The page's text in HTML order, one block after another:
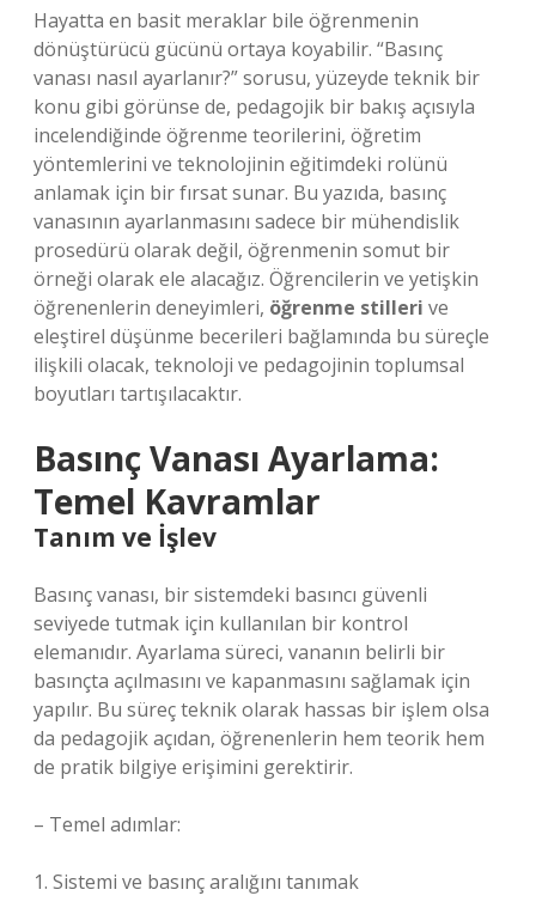
Hayatta en basit meraklar bile öğrenmenin
dönüştürücü gücünü ortaya koyabilir. “Basınç
vanası nasıl ayarlanır?” sorusu, yüzeyde teknik bir
konu gibi görünse de, pedagojik bir bakış açısıyla
incelendiğinde öğrenme teorilerini, öğretim
yöntemlerini ve teknolojinin eğitimdeki rolünü
anlamak için bir fırsat sunar. Bu yazıda, basınç
vanasının ayarlanmasını sadece bir mühendislik
prosedürü olarak değil, öğrenmenin somut bir
örneği olarak ele alacağız. Öğrencilerin ve yetişkin
öğrenenlerin deneyimleri, öğrenme stilleri ve
eleştirel düşünme becerileri bağlamında bu süreçle
ilişkili olacak, teknoloji ve pedagojinin toplumsal
boyutları tartışılacaktır.
Basınç Vanası Ayarlama:
Temel Kavramlar
Tanım ve İşlev
Basınç vanası, bir sistemdeki basıncı güvenli
seviyede tutmak için kullanılan bir kontrol
elemanıdır. Ayarlama süreci, vananın belirli bir
basınçta açılmasını ve kapanmasını sağlamak için
yapılır. Bu süreç teknik olarak hassas bir işlem olsa
da pedagojik açıdan, öğrenenlerin hem teorik hem
de pratik bilgiye erişimini gerektirir.
– Temel adımlar:
1. Sistemi ve basınç aralığını tanımak